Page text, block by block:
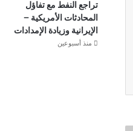
تراجع النفط مع تفاؤل
المحادثات الأمريكية –
الإيرانية وزيادة الإمدادات
منذ أسبوعين